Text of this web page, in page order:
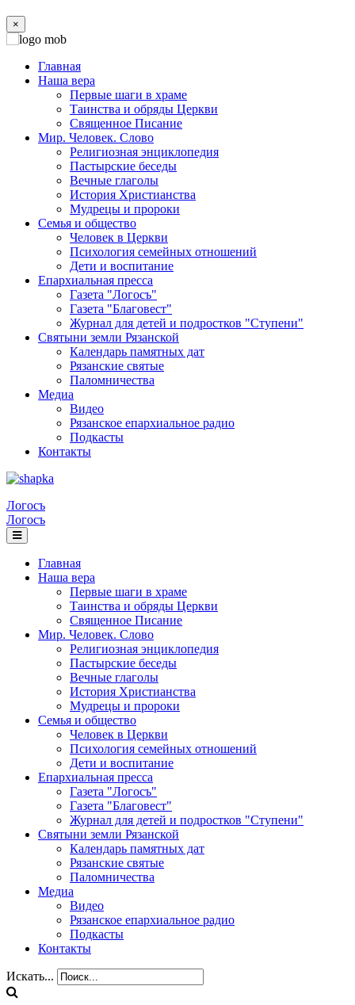
×
Главная
Наша вера
Первые шаги в храме
Таинства и обряды Церкви
Священное Писание
Мир. Человек. Слово
Религиозная энциклопедия
Пастырские беседы
Вечные глаголы
История Христианства
Мудрецы и пророки
Семья и общество
Человек в Церкви
Психология семейных отношений
Дети и воспитание
Епархиальная пресса
Газета "Логосъ"
Газета "Благовест"
Журнал для детей и подростков "Ступени"
Святыни земли Рязанской
Календарь памятных дат
Рязанские святые
Паломничества
Медиа
Видео
Рязанское епархиальное радио
Подкасты
Контакты
Логосъ
Логосъ
Главная
Наша вера
Первые шаги в храме
Таинства и обряды Церкви
Священное Писание
Мир. Человек. Слово
Религиозная энциклопедия
Пастырские беседы
Вечные глаголы
История Христианства
Мудрецы и пророки
Семья и общество
Человек в Церкви
Психология семейных отношений
Дети и воспитание
Епархиальная пресса
Газета "Логосъ"
Газета "Благовест"
Журнал для детей и подростков "Ступени"
Святыни земли Рязанской
Календарь памятных дат
Рязанские святые
Паломничества
Медиа
Видео
Рязанское епархиальное радио
Подкасты
Контакты
Искать...